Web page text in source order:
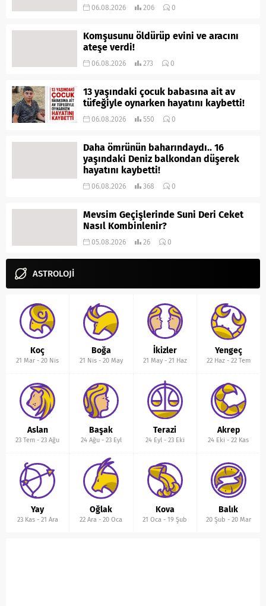
06.08.2026 206 0
Komşusunu öldürüp evini ve aracını
ateşe verdi!
06.08.2026 273 0
13 yaşındaki çocuk babasına ait av
tüfeğiyle oynarken hayatını kaybetti!
06.08.2026 550 0
Daha ömrünün baharındaydı.. 16
yaşındaki Deniz balkondan düşerek
hayatını kaybetti!
06.08.2026 368 0
Mevsim Geçişlerinde Suni Deri Ceket
Nasıl Kombinlenir?
05.08.2026 26 0
ASTROLOJİ
Koç
21 Mar -20 Nis
Boğa
21 Nis- 20 May
İkizler
21 May- 21 Haz
Yengeç
22 Haz- 22 Tem
Aslan
23 Tem -23 Ağu
Başak
24 Ağu- 23 Eyl
Terazi
24 Eyl- 23 Eki
Akrep
24 Eki -22 Kas
Yay
23 Kas- 21 Ara
Oğlak
22 Ara -20 Oca
Kova
21 Oca -19 Şub
Balık
20 Şub - 20 Mar